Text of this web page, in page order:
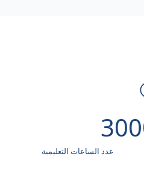
عدد الساعات التعليمية